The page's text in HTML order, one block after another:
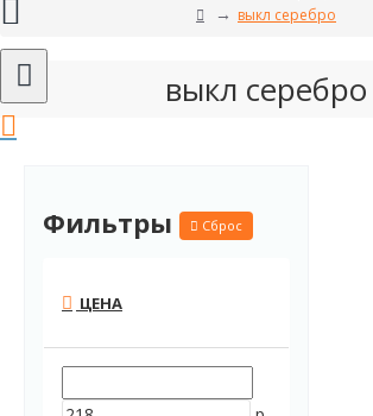
выкл серебро
выкл серебро
Фильтры Сброс
ЦЕНА